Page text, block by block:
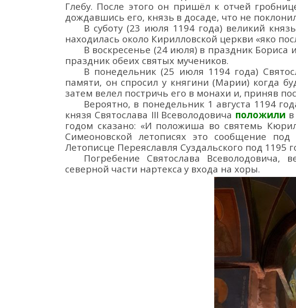
Глебу. После этого он пришёл к отчей
дождавшись его, князь в досаде, что не
В суботу (23 июля 1194 года) великий князь
находилась около Кирилловской церкви «яко
В воскресенье (24 июля) в праздник Бориса
праздник обеих святых мучеников.
В понедельник (25 июля 1194 года)
памяти, он спросил у княгини (Марии) когда
затем велел постричь его в монахи и, приняв
Вероятно, в понедельник 1 августа 1194
князя Святослава III Всеволодовича положили в
годом сказано: «И положиша во святемь
Симеоновской летописях это сообщение под
Летописце Переяславля Суздальского под 1195 г
Погребение Святослава Всеволодовича,
северной части нартекса у входа на хоры.